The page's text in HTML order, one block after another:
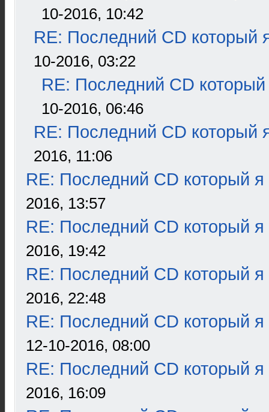
10-2016, 10:42
RE: Последний CD который
10-2016, 03:22
RE: Последний CD который
10-2016, 06:46
RE: Последний CD который
2016, 11:06
RE: Последний CD который я
2016, 13:57
RE: Последний CD который я
2016, 19:42
RE: Последний CD который я
2016, 22:48
RE: Последний CD который я
12-10-2016, 08:00
RE: Последний CD который я
2016, 16:09